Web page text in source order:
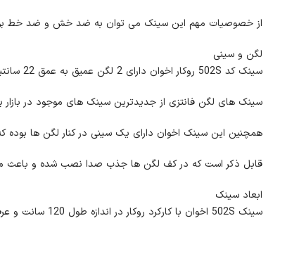
از خصوصیات مهم این سینک می توان به ضد خش و ضد خط
لگن و سینی
سینک کد 502S روکار اخوان دارای 2 لگن عمیق به عمق 22 سانتیمتر بوده و شکل هندسی آن فانتزی می باشد.
سینک های لگن فانتزی از جدیدترین سینک های موجود در بازار
همچنین این سینک اخوان دارای یک سینی در کنار لگن ها بوده
قابل ذکر است که در کف لگن ها جذب صدا نصب شده و باعث
ابعاد سینک
سینک 502S اخوان با کارکرد روکار در اندازه طول 120 سانت و عرض 60 سانتی متر می باشد.